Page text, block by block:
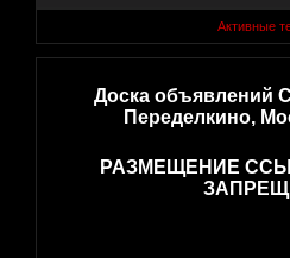
Активные
Доска объявлений
Переделкино,
РАЗМЕЩЕНИЕ